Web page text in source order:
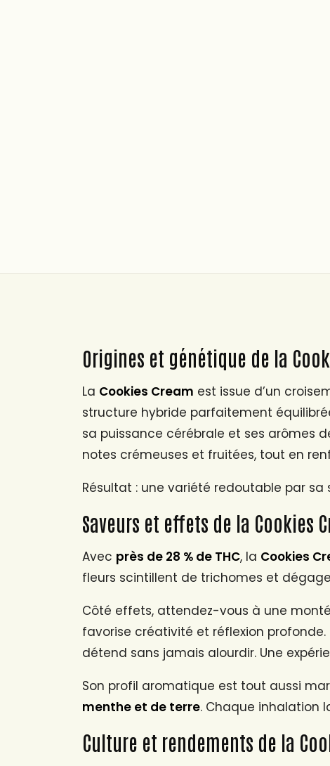
Origines et génétique de la
La Cookies Cream est issue d’un
structure hybride parfaitement
sa puissance cérébrale et ses arômes
notes crémeuses et fruitées, tout en
Résultat : une variété redoutable par
Saveurs et effets de la Cookies
Avec près de 28 % de THC, la Cookies
fleurs scintillent de trichomes et
Côté effets, attendez-vous à une
favorise créativité et réflexion
détend sans jamais alourdir. Une
Son profil aromatique est tout aussi
menthe et de terre. Chaque inhalation
Culture et rendements de la